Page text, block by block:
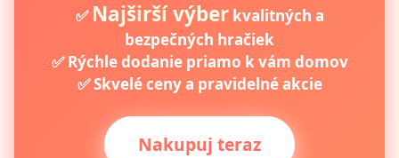
✅ Najširší výberkvalitných a
bezpečných hračiek
✅ Rýchle dodanie priamo k vám domov
✅ Skvelé ceny a pravidelné akcie
Nakupuj teraz